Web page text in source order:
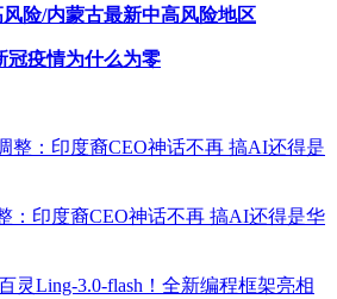
险/内蒙古最新中高风险地区
冠疫情为什么为零
：印度裔CEO神话不再 搞AI还得是华